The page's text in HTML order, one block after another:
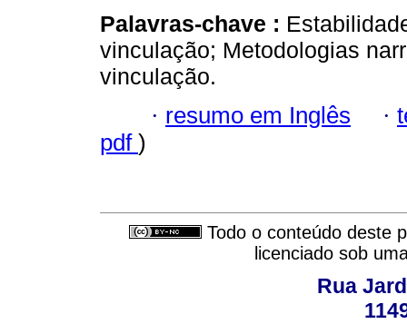
Palavras-chave :
vinculação; Metodologias
vinculação.
· resumo em Inglês ·
pdf )
Todo o conteúdo deste
licenciado sob
Rua